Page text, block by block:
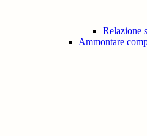
Relazione
Ammontare